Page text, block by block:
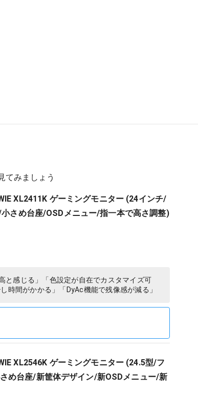
てみましょう
XL2411K ゲーミングモニター (24インチ/
さめ台座/OSDメニュー/指一本で高さ調整)
と感じる」「色設定が自在でカスタマイズ可
時間がかかる」「DyAc機能で残像感が減る」
XL2546K ゲーミングモニター (24.5型/フ
め台座/新筐体デザイン/新OSDメニュー/新